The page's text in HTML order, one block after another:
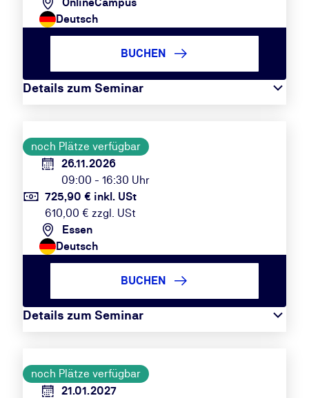
Deutsch
Details zum Seminar
BUCHEN
noch Plätze verfügbar
26.11.2026
09:00 - 16:30 Uhr
725,90 € inkl. USt
610,00 € zzgl. USt
Essen
Deutsch
Details zum Seminar
BUCHEN
noch Plätze verfügbar
21.01.2027